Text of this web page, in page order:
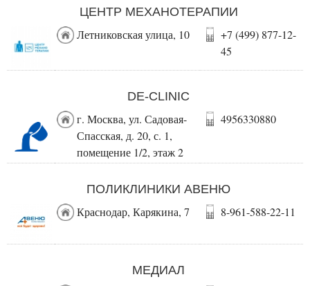
ЦЕНТР МЕХАНОТЕРАПИИ
Летниковская улица, 10
+7 (499) 877-12-
45
DE-CLINIC
г. Москва, ул. Садовая-
Спасская, д. 20, с. 1,
помещение 1/2, этаж 2
4956330880
ПОЛИКЛИНИКИ АВЕНЮ
Краснодар, Карякина, 7 8-961-588-22-11
МЕДИАЛ